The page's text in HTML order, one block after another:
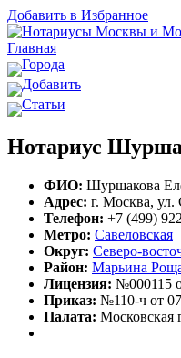
Добавить в Избранное
Главная
Города
Добавить
Статьи
Нотариус
ФИО: Шуршакова
Адрес: г. Москва, ул.
Телефон: +7 (499)
Метро: Савеловская
Округ: Северо-
Район: Марьина
Лицензия: №000115
Приказ: №110-ч от
Палата: Московская